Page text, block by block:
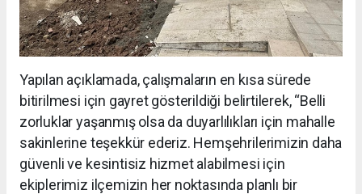
Yapılan açıklamada, çalışmaların en kısa sürede
bitirilmesi için gayret gösterildiği belirtilerek, “Belli
zorluklar yaşanmış olsa da duyarlılıkları için mahalle
sakinlerine teşekkür ederiz. Hemşehrilerimizin daha
güvenli ve kesintisiz hizmet alabilmesi için
ekiplerimiz ilçemizin her noktasında planlı bir